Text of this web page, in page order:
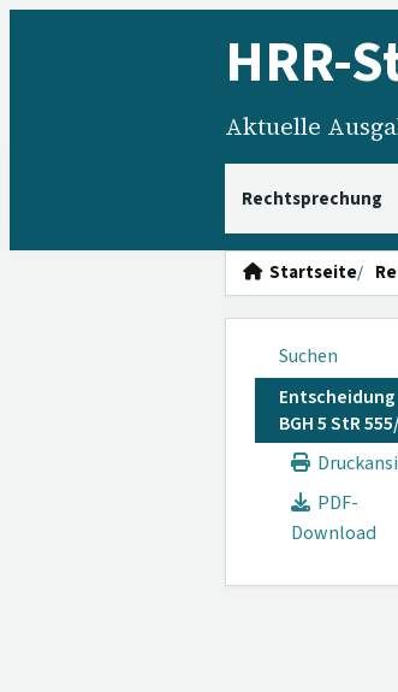
HRR-
Aktuelle
Startseite
Suchen
Entscheidung
BGH 5 StR
PDF-
Download